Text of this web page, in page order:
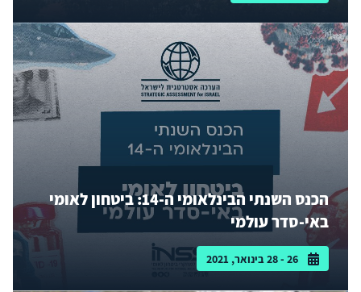
הכנס השנתי הבינלאומי ה-14: ביטחון לאומי
באי-סדר עולמי
26 - 28 בינואר, 2021